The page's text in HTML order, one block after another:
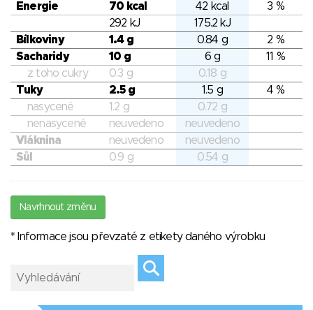
Energie 70 kcal 42 kcal
3 %
292 kJ
175.2 kJ
Bílkoviny
1.4 g 0.84 g
2 %
Sacharidy
10 g 6 g
11 %
z toho cukry
0.3 g
0.18 g
Tuky
2.5 g 1.5 g
4 %
nasycené
1.2 g
0.72 g
nenasycené
neuvedeno
neuvedeno
Vláknina
neuvedeno
neuvedeno
Sůl
0.9 g 0.54 g
Navrhnout změnu
* Informace jsou převzaté z etikety daného výrobku